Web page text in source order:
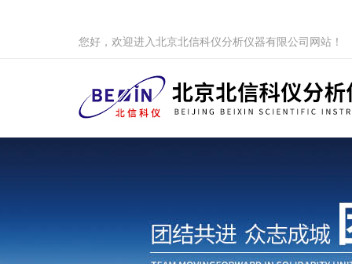
您好，欢迎进入北京北信科仪分析仪器有限公司网站！